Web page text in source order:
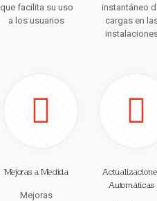
que facilita su uso
a los usuarios
instantáneo
cargas en
Mejoras a Medida
Mejoras
Automáticas